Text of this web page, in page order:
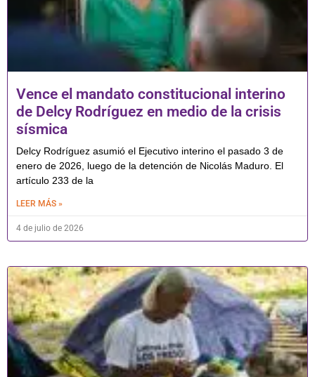
Vence el mandato constitucional interino
de Delcy Rodríguez en medio de la crisis
sísmica
Delcy Rodríguez asumió el Ejecutivo interino el pasado 3 de
enero de 2026, luego de la detención de Nicolás Maduro. El
artículo 233 de la
LEER MÁS »
4 de julio de 2026